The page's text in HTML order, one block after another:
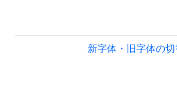
新字体・旧字体の